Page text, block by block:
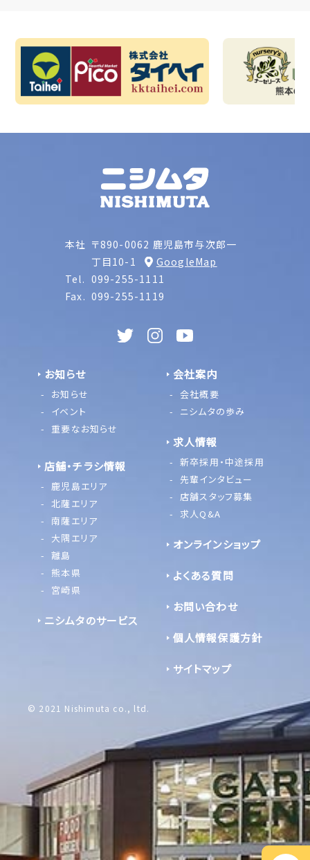
本社 〒890-0062 鹿児島市与次郎一
丁目10-1
GoogleMap
Tel. 099-255-1111
Fax. 099-255-1119
お知らせ
お知らせ
イベント
重要なお知らせ
店舗・チラシ情報
鹿児島エリア
北薩エリア
南薩エリア
大隅エリア
離島
熊本県
宮崎県
ニシムタのサービス
会社案内
会社概要
ニシムタの歩み
求人情報
新卒採用・中途採用
先輩インタビュー
店舗スタッフ募集
求人Q&A
オンラインショップ
よくある質問
お問い合わせ
個人情報保護方針
サイトマップ
© 2021 Nishimuta co., ltd.